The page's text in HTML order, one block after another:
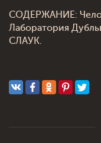
СОДЕРЖАНИЕ:
Лаборатория
СЛАУК.